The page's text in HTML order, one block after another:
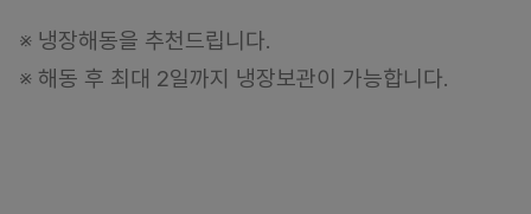
※ 냉장해동을 추천드립니다.
※ 해동 후 최대 2일까지 냉장보관이 가능합니다.